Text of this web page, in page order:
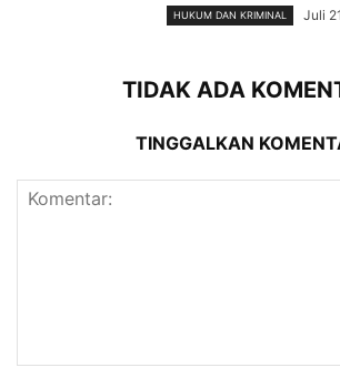
HUKUM DAN KRIMINAL Juli
TIDAK ADA
TINGGALKAN